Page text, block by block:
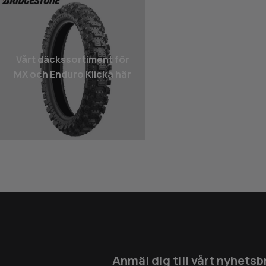
Vårt däcks­sortiment för
MX och Enduro Klicka här
Anmäl dig till vårt